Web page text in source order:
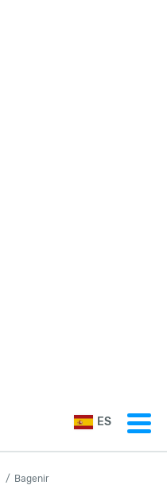
ES
Bagenir